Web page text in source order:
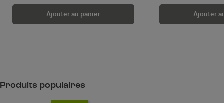
Ajouter au panier Ajouter
Produits populaires